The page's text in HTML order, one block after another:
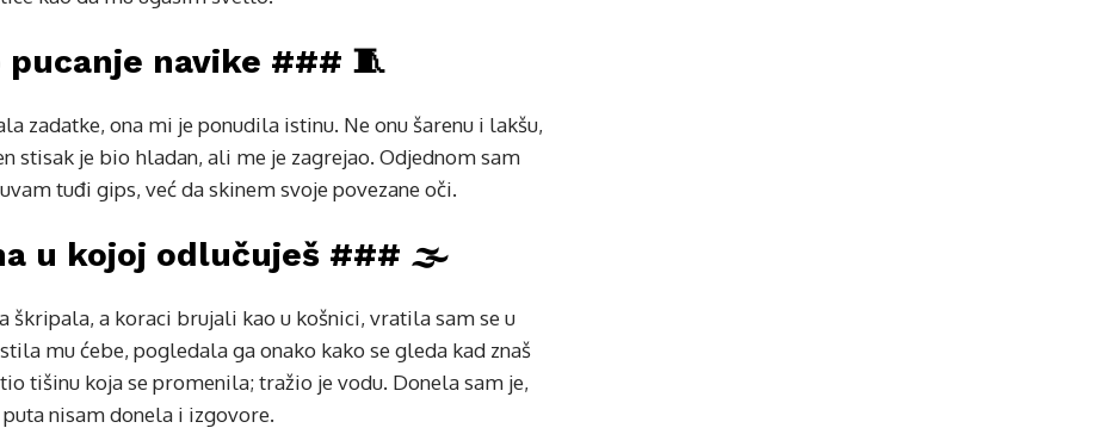
navike ### 🧵
zadatke, ona mi je ponudila istinu. Ne onu šarenu i lakšu,
stisak je bio hladan, ali me je zagrejao. Odjednom sam
tuđi gips, već da skinem svoje povezane oči.
u kojoj odlučuješ ### 🌫️
škripala, a koraci brujali kao u košnici, vratila sam se u
mu ćebe, pogledala ga onako kako se gleda kad znaš
tišinu koja se promenila; tražio je vodu. Donela sam je,
nisam donela i izgovore.